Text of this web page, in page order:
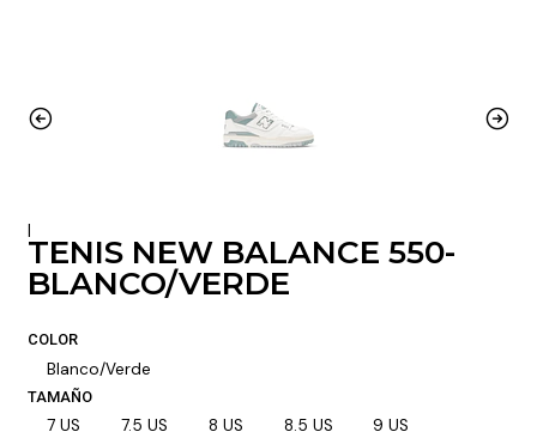
|
TENIS NEW BALANCE 550-
BLANCO/VERDE
COLOR
Blanco/Verde
TAMAÑO
7 US 7.5 US 8 US 8.5 US 9 US